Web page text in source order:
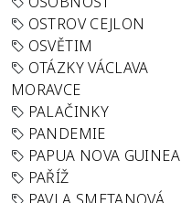
OSTROV CEJLON
OSVĚTIM
OTÁZKY VÁCLAVA
MORAVCE
PALAČINKY
PANDEMIE
PAPUA NOVA GUINEA
PAŘÍŽ